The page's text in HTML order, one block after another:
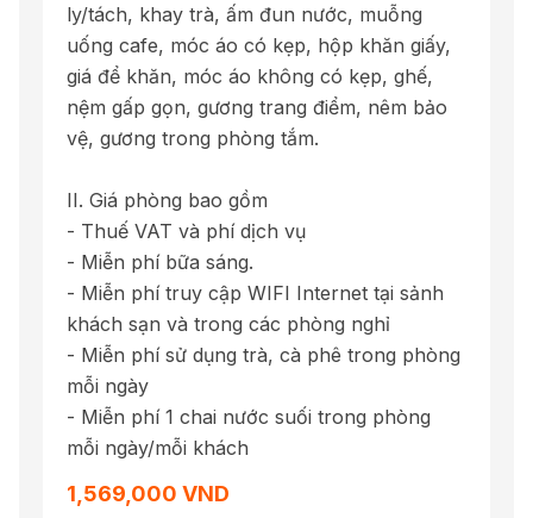
ly/tách, khay trà, ấm đun nước, muỗng
uống cafe, móc áo có kẹp, hộp khăn giấy,
giá để khăn, móc áo không có kẹp, ghế,
nệm gấp gọn, gương trang điểm, nêm bảo
vệ, gương trong phòng tắm.
II. Giá phòng bao gồm
- Thuế VAT và phí dịch vụ
- Miễn phí bữa sáng.
- Miễn phí truy cập WIFI Internet tại sảnh
khách sạn và trong các phòng nghỉ
- Miễn phí sử dụng trà, cà phê trong phòng
mỗi ngày
- Miễn phí 1 chai nước suối trong phòng
mỗi ngày/mỗi khách
1,569,000 VND